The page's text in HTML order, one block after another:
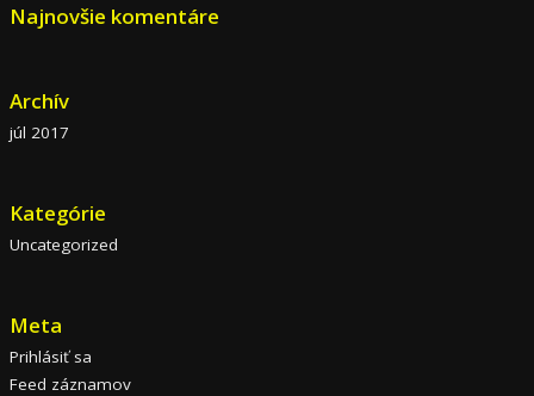
Najnovšie komentáre
Archív
júl 2017
Kategórie
Uncategorized
Meta
Prihlásiť sa
Feed záznamov